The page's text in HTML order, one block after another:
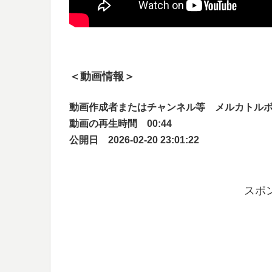
＜動画情報＞
動画作成者またはチャンネル等 メルカトル
動画の再生時間 00:44
公開日 2026-02-20 23:01:22
スポ